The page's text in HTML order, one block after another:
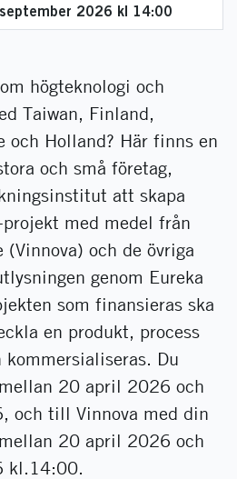
2026 kl 14:00
högteknologi och
Taiwan, Finland,
och Holland? Här finns en
och små företag,
att skapa
med medel från
och de övriga
genom Eureka
som finansieras ska
en produkt, process
Du
20 april 2026 och
och till Vinnova med din
20 april 2026 och
kl.14:00.